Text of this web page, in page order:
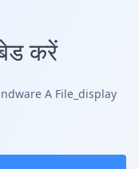
करें
A File_display